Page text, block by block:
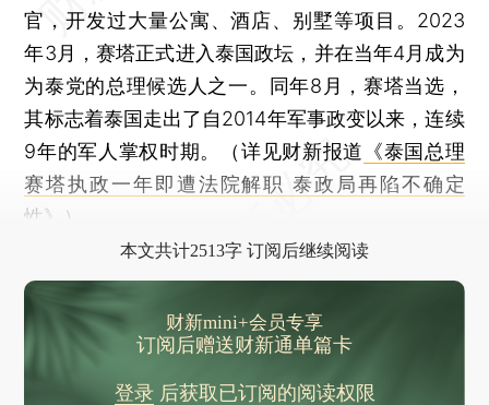
官，开发过大量公寓、酒店、别墅等项目。2023
年3月，赛塔正式进入泰国政坛，并在当年4月成为
为泰党的总理候选人之一。同年8月，赛塔当选，
其标志着泰国走出了自2014年军事政变以来，连续
9年的军人掌权时期。（详见财新报道 《泰国总理
赛塔执政一年即遭法院解职 泰政局再陷不确定
性》
）
本文共计2513字 订阅后继续阅读
财新mini+会员专享
订阅后赠送财新通单篇卡
登录后获取已订阅的阅读权限